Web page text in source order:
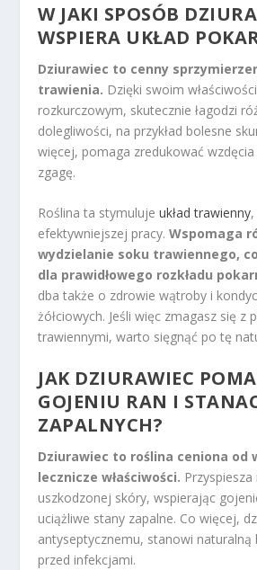
W JAKI SPOSÓB
WSPIERA UKŁAD
Dziurawiec to cenny
trawienia. Dzięki swoim
rozkurczowym, skutecznie łagodzi
dolegliwości, na przykład bolesne
więcej, pomaga zredukować
zgagę.
Roślina ta stymulujeukład trawienny
efektywniejszej pracy.Wspomaga
wydzielanie soku trawiennego,
dla prawidłowego rozkładu
dba także o zdrowie wątroby i
żółciowych. Jeśli więc zmagasz się z
trawiennymi, warto sięgnąć po tę
JAK DZIURAWIEC
GOJENIU RAN I
ZAPALNYCH?
Dziurawiec to roślina ceniona od
lecznicze właściwości.
uszkodzonej skóry, wspierając
uciążliwe stany zapalne. Co więcej,
antyseptycznemu, stanowi naturalną
przed infekcjami.